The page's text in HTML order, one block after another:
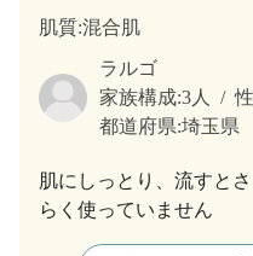
肌質:混合肌
ラルゴ
家族構成:3人
都道府県:埼玉県
肌にしっとり、流すと
らく使っていません